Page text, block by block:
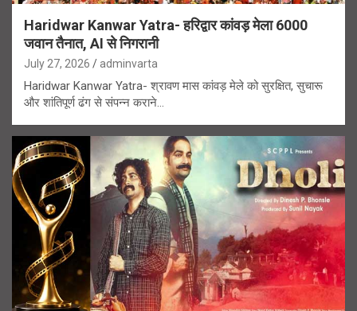
Haridwar Kanwar Yatra- हरिद्वार कांवड़ मेला 6000
जवान तैनात, AI से निगरानी
July 27, 2026 adminvarta
Haridwar Kanwar Yatra- श्रावण मास कांवड़ मेले को सुरक्षित, सुचारू
और शांतिपूर्ण ढंग से संपन्न कराने…